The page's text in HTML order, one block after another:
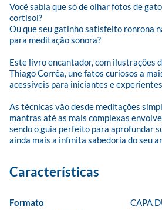
Você sabia que só de olhar fotos de
cortisol?
Ou que seu gatinho satisfeito ronrona
para meditação sonora?
Este livro encantador, com ilustrações
Thiago Corrêa, une fatos curiosos a
acessíveis para iniciantes e
As técnicas vão desde meditações
mantras até as mais complexas
sendo o guia perfeito para aprofundar
ainda mais a infinita sabedoria do seu
Formato
CAPA